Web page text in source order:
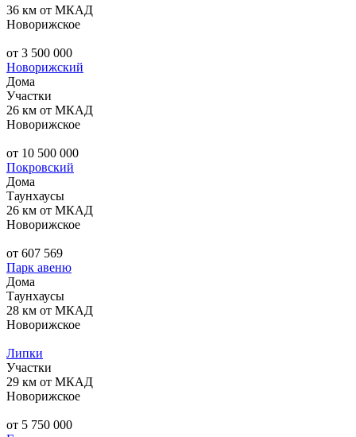
36 км от МКАД
Новорижское
от 3 500 000
Новорижский
Дома
Участки
26 км от МКАД
Новорижское
от 10 500 000
Покровский
Дома
Таунхаусы
26 км от МКАД
Новорижское
от 607 569
Парк авеню
Дома
Таунхаусы
28 км от МКАД
Новорижское
Липки
Участки
29 км от МКАД
Новорижское
от 5 750 000